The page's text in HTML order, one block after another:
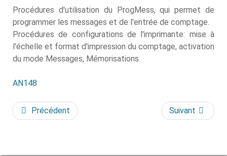
Procédures d'utilisation du ProgMess, qui permet de
programmer les messages et de l'entrée de comptage.
Procédures de configurations de l'imprimante: mise à
l'échelle et format d'impression du comptage, activation
du mode Messages, Mémorisations.
AN148
Précédent Suivant